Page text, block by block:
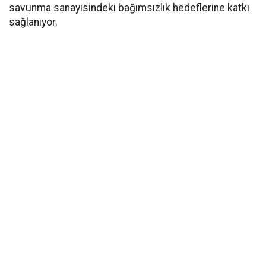
savunma sanayisindeki bağımsızlık hedeflerine katkı
sağlanıyor.